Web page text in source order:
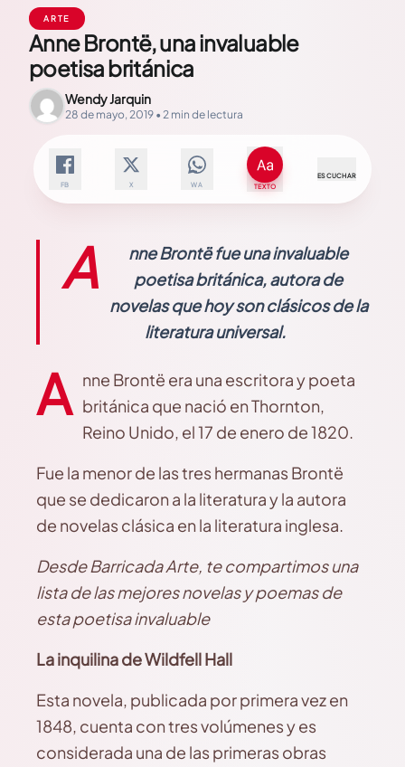
ARTE
Anne Brontë, una invaluable
poetisa británica
Wendy Jarquin
28 de mayo, 2019 • 2 min de lectura
FB X WA TEXTO
ESCUCHAR
A
nne Brontë fue una invaluable
poetisa británica, autora de
novelas que hoy son clásicos de la
literatura universal.
A nne Brontë era una escritora y poeta
británica que nació en Thornton,
Reino Unido, el 17 de enero de 1820.
Fue la menor de las tres hermanas Brontë
que se dedicaron a la literatura y la autora
de novelas clásica en la literatura inglesa.
Desde Barricada Arte, te compartimos una
lista de las mejores novelas y poemas de
esta poetisa invaluable
La inquilina de Wildfell Hall
Esta novela, publicada por primera vez en
1848, cuenta con tres volúmenes y es
considerada una de las primeras obras